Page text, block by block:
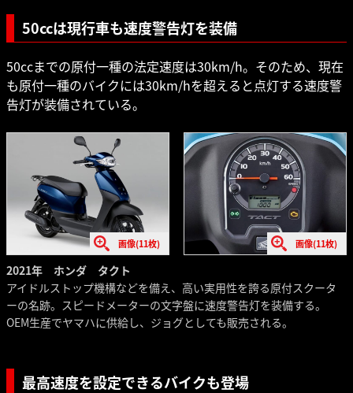
50ccは現行車も速度警告灯を装備
50ccまでの原付一種の法定速度は30km/h。そのため、現在
も原付一種のバイクには30km/hを超えると点灯する速度警
告灯が装備されている。
画像(11枚) 画像(11枚)
2021年 ホンダ タクト
アイドルストップ機構などを備え、高い実用性を誇る原付スクータ
ーの名跡。スピードメーターの文字盤に速度警告灯を装備する。
OEM生産でヤマハに供給し、ジョグとしても販売される。
最高速度を設定できるバイクも登場